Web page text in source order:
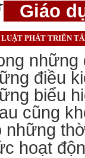
Giáo
LUẬT PHÁT TRIỂN
những
điều
biểu
cũng
những
hoạt